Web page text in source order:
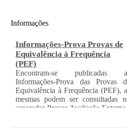
Informações
Encontram-se publicadas as
Equivalência à Frequência (PEF), as
mesmas podem ser consultadas no
separador Provas Avaliação Externa.
INSCRIÇÃO NAS PROVAS
FINAIS E NAS PROVAS DE
EQUIVALÊNCIA À
FREQUÊNCIA